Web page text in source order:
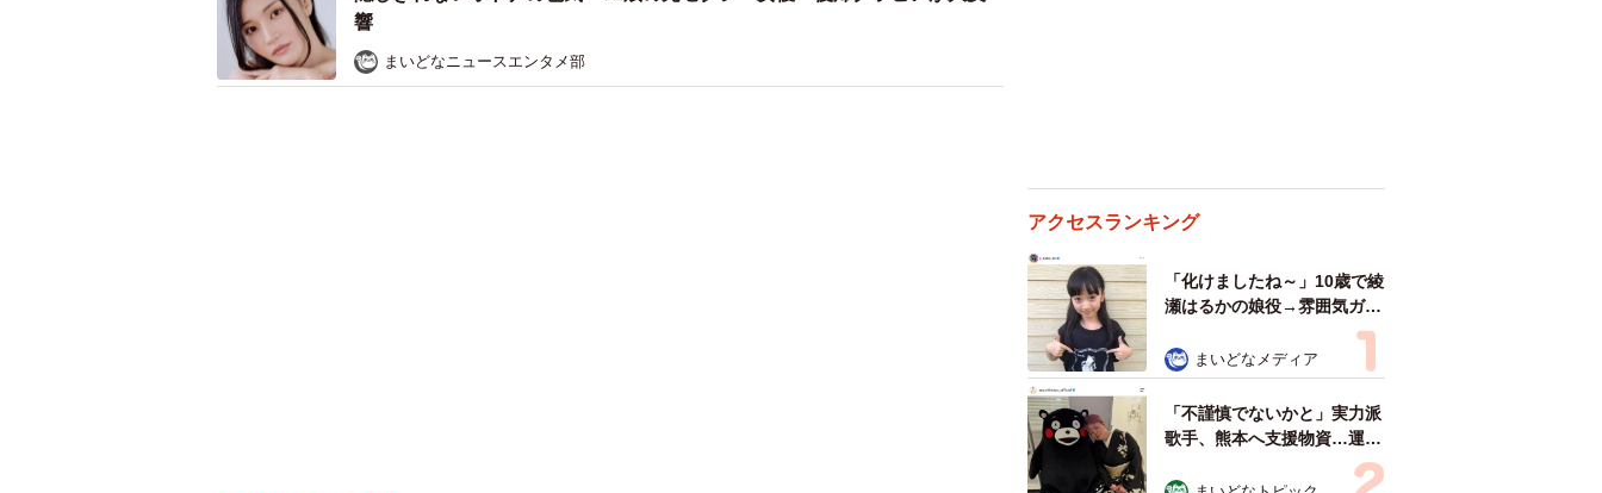
響
まいどなニュースエンタメ部
アクセスランキング
「化けましたね～」10歳で綾
瀬はるかの娘役→雰囲気ガラ
リの18歳に成長 「メイクで
雰囲気が」「宝塚に入れそ
う」
まいどなメディア
「不謹慎でないかと」実力派
歌手、熊本へ支援物資…運搬
トラックの車体デザインにた
めらい 「痛いほど伝わる」